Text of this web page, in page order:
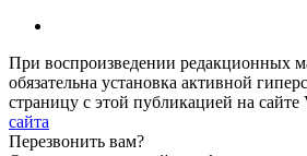
При воспроизведении редакционных
обязательна установка активной
страницу с этой публикацией на сайте
сайта
Перезвонить вам?